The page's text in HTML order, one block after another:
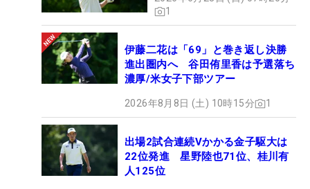
1
伊藤二花は「69」と巻き返し決勝
進出圏内へ 谷田侑里香は予選落ち
濃厚/米女子下部ツアー
2026年8月8日 (土) 10時15分 1
出場2試合連続Vかかる金子駆大は
22位発進 星野陸也71位、桂川有
人125位